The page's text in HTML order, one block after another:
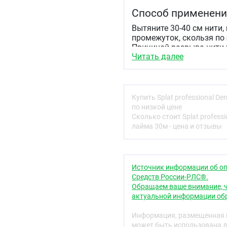
Способ
Вытяните 30-40 см
промежуток, скользя по
Причиной разрыва нити
некачественная
стоматологу.
Противопоказания
Нет данных о
Условия хранения
Срок годности
24 месяцев.
Читать далее
Купить Splat professional
по низкой цене
Сколько стоит Splat
лайма 30м - цена и отзывы
Источник информации об
Средств России-РЛС®.
Обращаем ваше внимание,
актуальной информации
Информация, размещенная
может быть использована